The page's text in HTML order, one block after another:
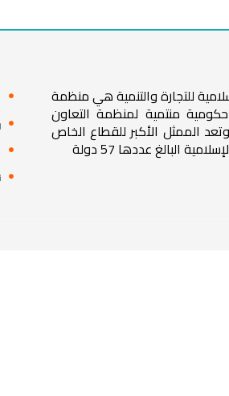
للتجارة والتنمية هي منظمة
منتمية لمنظمة التعاون
الممثل الأكبر للقطاع الخاص
البالغ عددها 57 دولة